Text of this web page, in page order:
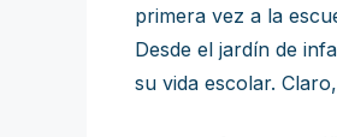
primera vez a la
Desde el jardín de
su vida escolar.